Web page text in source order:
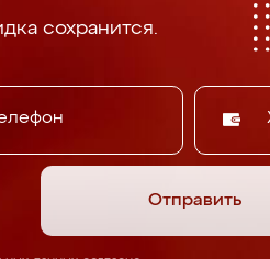
сохранится.
Отправить